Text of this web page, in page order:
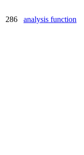
286 analysis function